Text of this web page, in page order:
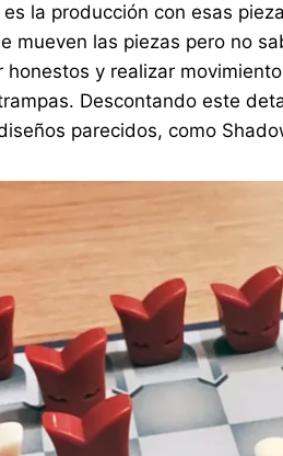
la producción con esas
mueven las piezas pero no
y realizar
Descontando este
parecidos, como